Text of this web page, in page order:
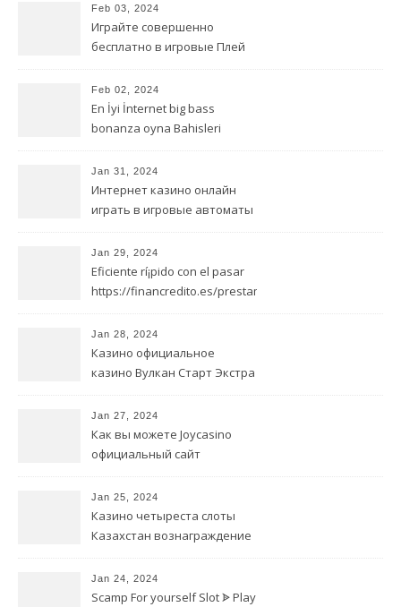
Feb 03, 2024
Играйте совершенно
бесплатно в игровые Плей
деньги автоматы от
игорного заведения онлайн
Feb 02, 2024
En İyi İnternet big bass
bonanza oyna Bahisleri
Jan 31, 2024
Интернет казино онлайн
играть в игровые автоматы
Benefit
Jan 29, 2024
Eficiente rí¡pido con el pasar
https://financredito.es/prestamos-
préstamos de aplicaciones
Jan 28, 2024
Казино официальное
казино Вулкан Старт Экстра
Jan 27, 2024
Как вы можете Joycasino
официальный сайт
онлайн-игрой в казино
Jan 25, 2024
Казино четыреста слоты
Казахстан вознаграждение
Jan 24, 2024
Scamp For yourself Slot ᗎ Play